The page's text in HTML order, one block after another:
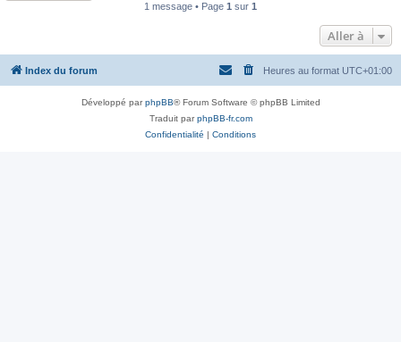
1 message • Page 1 sur 1
Aller à
Index du forum Heures au format UTC+01:00
Développé parphpBB® Forum Software © phpBB Limited
Traduit parphpBB-fr.com
Confidentialité | Conditions